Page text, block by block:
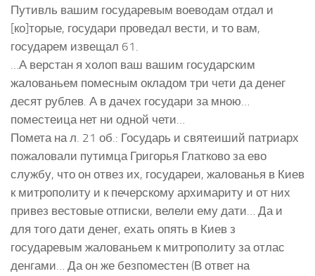
Путивль вашим государевым воеводам отдал и
[ко]торые, государи проведал вести, и то вам,
государем извещал 61.
…А верстан я холоп ваш вашим государским
жалованьем помесным окладом три чети да денег
десят рублев. А в дачех государи за мною…
поместеица нет ни одной чети…
Помета на л. 21 об.: Государь и святеиший патриарх
пожаловали путимца Григорья Глатково за ево
службу, что он отвез их, государеи, жалованья в Киев
к митрополиту и к печерскому архимариту и от них
привез вестовые отписки, велели ему дати… Да и
для того дати денег, ехать опять в Киев з
государевым жалованьем к митрополиту за отлас
денгами… Да он же безпоместен (В ответ на